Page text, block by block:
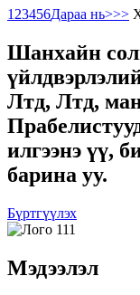
1 23456Дараа нь>>>
Шанхайн
Лтд, Лтд,
илгээнэ үү,
барина уу.
Бүртгүүлэх
Мэдээлэл